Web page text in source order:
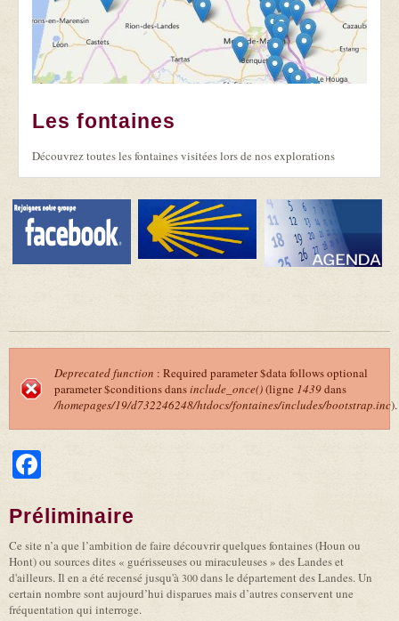
Les fontaines
Découvrez toutes les fontaines visitées lors de nos explorations
Message d'erreur
Deprecated function : Required parameter $data follows optional
parameter $conditions dansinclude_once()(ligne 1439dans
/homepages/19/d732246248/htdocs/fontaines/includes/bootstrap.inc).
Préliminaire
Ce site n’a que l’ambition de faire découvrir quelques fontaines (Houn ou
Hont) ou sources dites « guérisseuses ou miraculeuses » des Landes et
d'ailleurs. Il en a été recensé jusqu'à300dans le département des Landes. Un
certain nombre sont aujourd’hui disparues mais d’autres conservent une
fréquentation qui interroge.